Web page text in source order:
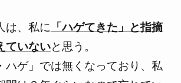
は、私に 「ハゲてきた」と指摘
ていないと思う。
ハゲ」では無くなっており、私